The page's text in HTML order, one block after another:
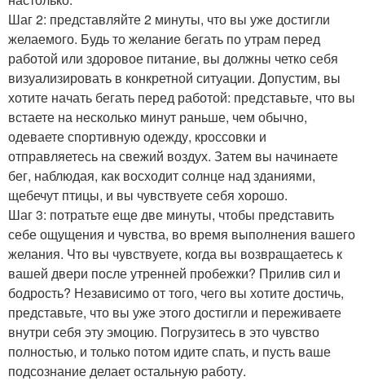
Шаг 2: представляйте 2 минуты, что вы уже достигли
желаемого. Будь то желание бегать по утрам перед
работой или здоровое питание, вы должны четко себя
визуализировать в конкретной ситуации. Допустим, вы
хотите начать бегать перед работой: представьте, что вы
встаете на несколько минут раньше, чем обычно,
одеваете спортивную одежду, кроссовки и
отправляетесь на свежий воздух. Затем вы начинаете
бег, наблюдая, как восходит солнце над зданиями,
щебечут птицы, и вы чувствуете себя хорошо.
Шаг 3: потратьте еще две минуты, чтобы представить
себе ощущения и чувства, во время выполнения вашего
желания. Что вы чувствуете, когда вы возвращаетесь к
вашей двери после утренней пробежки? Прилив сил и
бодрость? Независимо от того, чего вы хотите достичь,
представьте, что вы уже этого достигли и переживаете
внутри себя эту эмоцию. Погрузитесь в это чувство
полностью, и только потом идите спать, и пусть ваше
подсознание делает остальную работу.